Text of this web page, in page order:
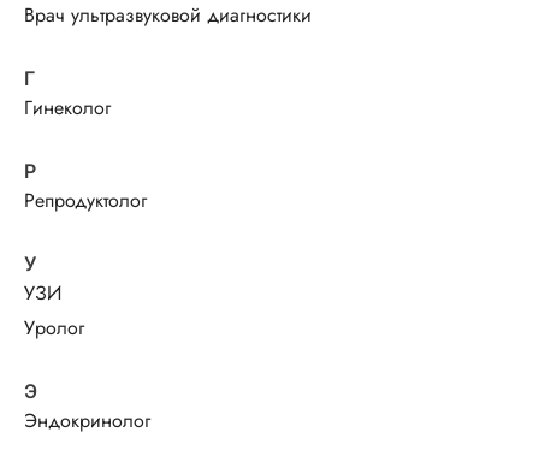
Врач ультразвуковой диагностики
Г
Гинеколог
Р
Репродуктолог
У
УЗИ
Уролог
Э
Эндокринолог